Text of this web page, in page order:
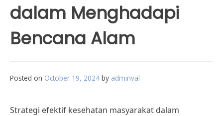
dalam Menghadapi
Bencana Alam
Posted on October 19, 2024 by adminval
Strategi efektif kesehatan masyarakat dalam